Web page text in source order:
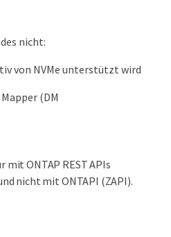
nicht:
von NVMe unterstützt wird
(DM
mit ONTAP REST APIs
nicht mit ONTAPI (ZAPI).